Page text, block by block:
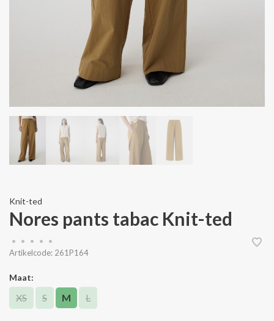
Knit-ted
Nores pants tabac Knit-ted
• • • •
•
Artikelcode: 261P164
Maat:
XS S M L